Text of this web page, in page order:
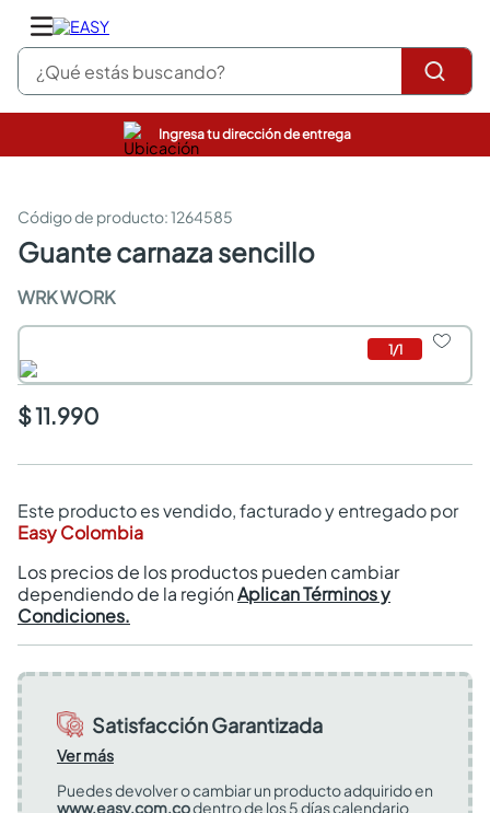
¿Qué estás buscando?
Ingresa tu dirección de entrega
:1264585
guante carnaza sencillo
WRK WORK
1/1
$ 11.990
Este producto es vendido, facturado y entregado por
Easy Colombia
Los precios de los productos pueden cambiar
dependiendo de la regiónAplican Términos y
Condiciones.
Satisfacción Garantizada
Ver más
Puedes devolver o cambiar un producto adquirido en
www.easy.com.codentro de los 5 días calendario
pinturas
sanitarios
comedor
pisos
armarios closet
comedores
neveras